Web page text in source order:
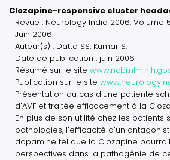
Clozapine-responsive cluster
Revue : Neurology India 2006. Volume
Juin 2006.
Auteur(s) : Datta SS, Kumar S.
Date de publication : juin 2006
Résumé sur le site
Publication sur le site
Présentation du cas d'une patiente
d'AVF et traitée efficacement à la
En plus de son utilité chez les patients
pathologies, l'efficacité d'un
dopamine tel que la Clozapine
perspectives dans la pathogénie de